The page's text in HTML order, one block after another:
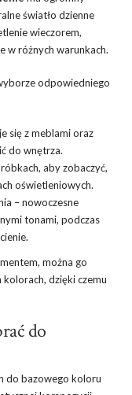
światło dzienne
wieczorem,
w różnych warunkach.
odpowiedniego
się z meblami oraz
do wnętrza.
aby zobaczyć,
oświetleniowych.
– nowoczesne
tonami, podczas
można go
dzięki czemu
do
do bazowego koloru